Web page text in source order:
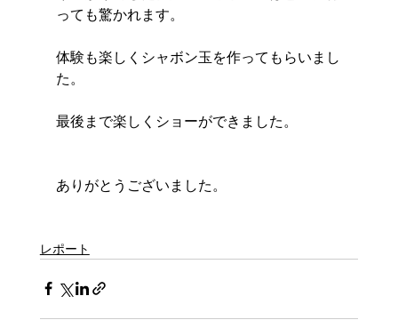
っても驚かれます。
体験も楽しくシャボン玉を作ってもらいまし
た。
最後まで楽しくショーができました。
ありがとうございました。
レポート